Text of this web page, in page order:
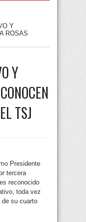
Y
ROSAS
Y
TSJ
Presidente
tercera
reconocido
toda vez
de su cuarto